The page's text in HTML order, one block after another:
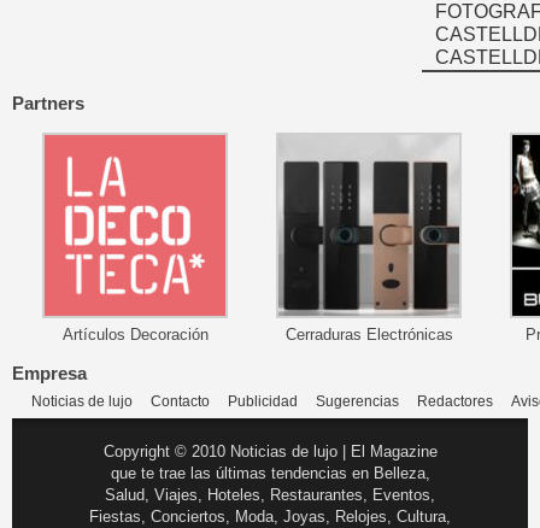
Partners
Artículos Decoración Cerraduras Electrónicas
Empresa
Noticias de lujo Contacto Publicidad Sugerencias Redactores
Copyright © 2010 Noticias de lujo | El Magazine
que te trae las últimas tendencias en Belleza,
Salud, Viajes, Hoteles, Restaurantes, Eventos,
Fiestas, Conciertos, Moda, Joyas, Relojes, Cultura,